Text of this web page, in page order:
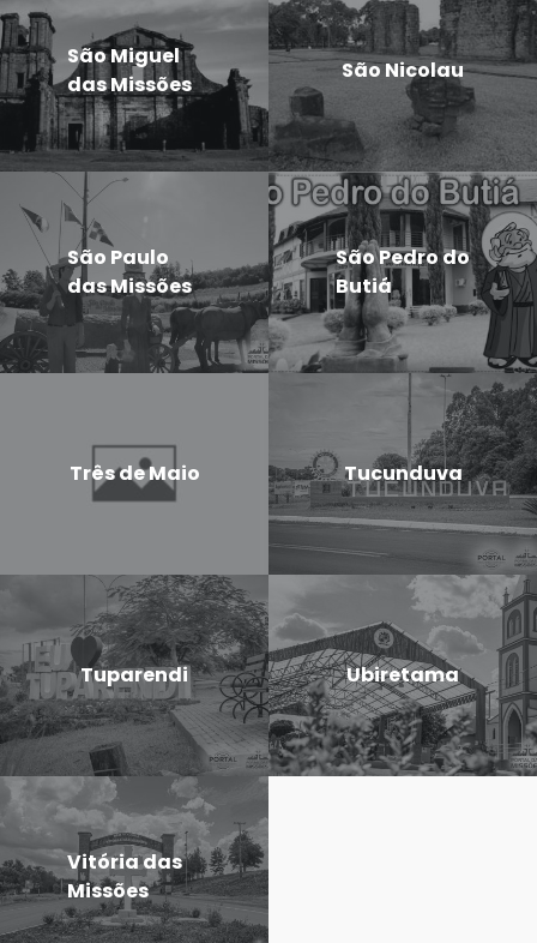
São Miguel
das Missões
São Nicolau
São Paulo
das Missões
São Pedro do
Butiá
Três de Maio Tucunduva
Tuparendi Ubiretama
Vitória das
Missões